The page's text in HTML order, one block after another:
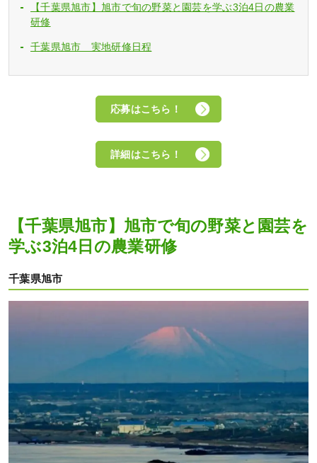
【千葉県旭市】旭市で旬の野菜と園芸を学ぶ3泊4日の農業
研修
千葉県旭市 実地研修日程
応募はこちら！
詳細はこちら！
【千葉県旭市】旭市で旬の野菜と園芸を
学ぶ3泊4日の農業研修
千葉県旭市